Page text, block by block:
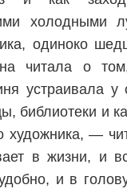
холодными
одиноко
читала о
устраивала
библиотеки и
художника, —
в жизни, и
и в